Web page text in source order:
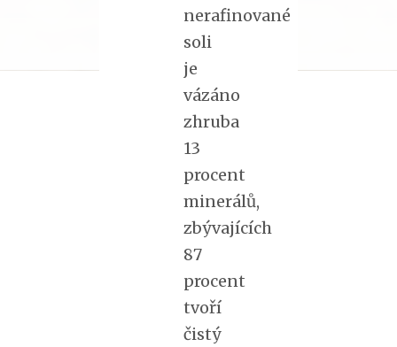
nerafinované
soli
je
vázáno
zhruba
13
procent
minerálů,
zbývajících
87
procent
tvoří
čistý